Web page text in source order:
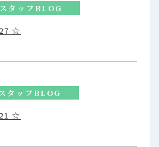
スタッフBLOG
☆
タッフBLOG
☆